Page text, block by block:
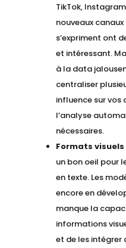
TikTok,
nouveaux
s’expriment ont
et intéressant.
à la data
centraliser
influence sur vos
l’analyse
nécessaires.
Formats visuels
un bon oeil pour
en texte. Les
encore en
manque la
informations
et de les intégrer